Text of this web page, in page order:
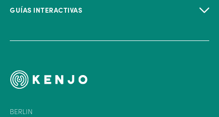
GUÍAS INTERACTIVAS
BERLIN